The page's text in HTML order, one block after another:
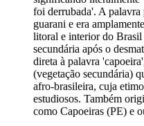
foi derrubada'. A
guarani e era
litoral e interior do Brasil
secundária após o
direta à palavra
(vegetação secundária)
afro-brasileira, cuja
estudiosos. Também
como Capoeiras (PE) e